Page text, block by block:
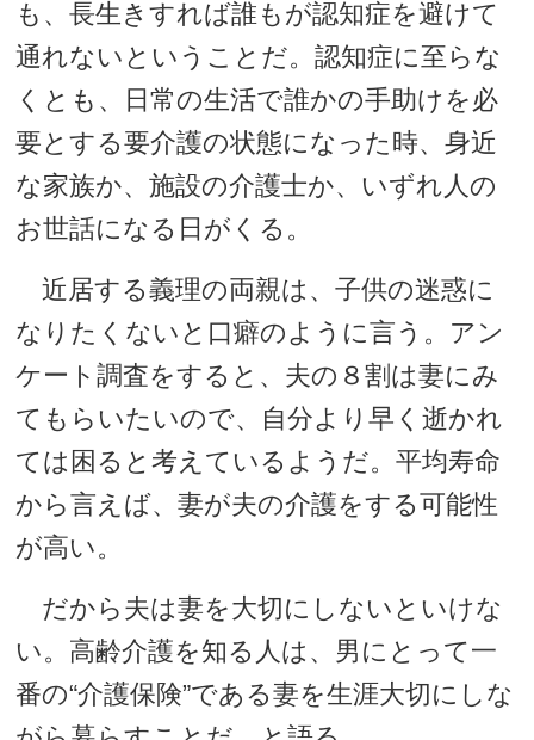
も、長生きすれば誰もが認知症を避けて
通れないということだ。認知症に至らな
くとも、日常の生活で誰かの手助けを必
要とする要介護の状態になった時、身近
な家族か、施設の介護士か、いずれ人の
お世話になる日がくる。
近居する義理の両親は、子供の迷惑に
なりたくないと口癖のように言う。アン
ケート調査をすると、夫の８割は妻にみ
てもらいたいので、自分より早く逝かれ
ては困ると考えているようだ。平均寿命
から言えば、妻が夫の介護をする可能性
が高い。
だから夫は妻を大切にしないといけな
い。高齢介護を知る人は、男にとって一
番の“介護保険”である妻を生涯大切にしな